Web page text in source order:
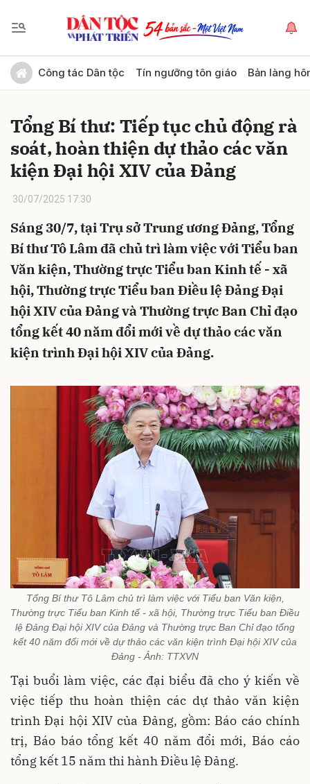
Công tác Dân tộc Tín ngưỡng tôn giáo Bản làng
Tổng Bí thư: Tiếp tục chủ động rà
soát, hoàn thiện dự thảo các văn
kiện Đại hội XIV của Đảng
30/07/2025 17:30
Sáng 30/7, tại Trụ sở Trung ương Đảng, Tổng
Bí thư Tô Lâm đã chủ trì làm việc với Tiểu ban
Văn kiện, Thường trực Tiểu ban Kinh tế - xã
hội, Thường trực Tiểu ban Điều lệ Đảng Đại
hội XIV của Đảng và Thường trực Ban Chỉ đạo
tổng kết 40 năm đổi mới về dự thảo các văn
kiện trình Đại hội XIV của Đảng.
Tổng Bí thư Tô Lâm chủ trì làm việc với Tiểu ban Văn kiện,
Thường trực Tiểu ban Kinh tế - xã hội, Thường trực Tiểu ban Điều
lệ Đảng Đại hội XIV của Đảng và Thường trực Ban Chỉ đạo tổng
kết 40 năm đổi mới về dự thảo các văn kiện trình Đại hội XIV của
Đảng - Ảnh: TTXVN
Tại buổi làm việc, các đại biểu đã cho ý kiến về
việc tiếp thu hoàn thiện các dự thảo văn kiện
trình Đại hội XIV của Đảng, gồm: Báo cáo chính
trị, Báo báo tổng kết 40 năm đổi mới, Báo cáo
tổng kết 15 năm thi hành Điều lệ Đảng.
Gửi bình luận